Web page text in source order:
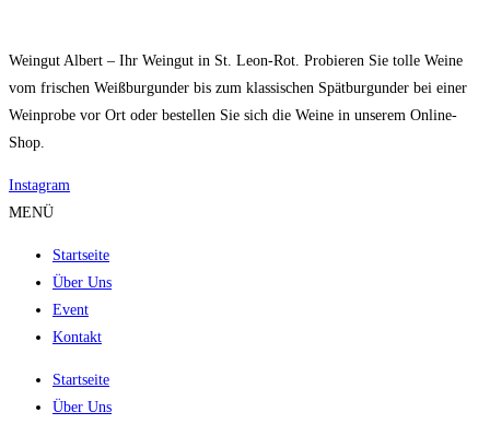
Weingut Albert – Ihr Weingut in St. Leon-Rot. Probieren Sie tolle Weine
vom frischen Weißburgunder bis zum klassischen Spätburgunder bei einer
Weinprobe vor Ort oder bestellen Sie sich die Weine in unserem Online-
Shop.
Instagram
MENÜ
Startseite
Über Uns
Event
Kontakt
Startseite
Über Uns